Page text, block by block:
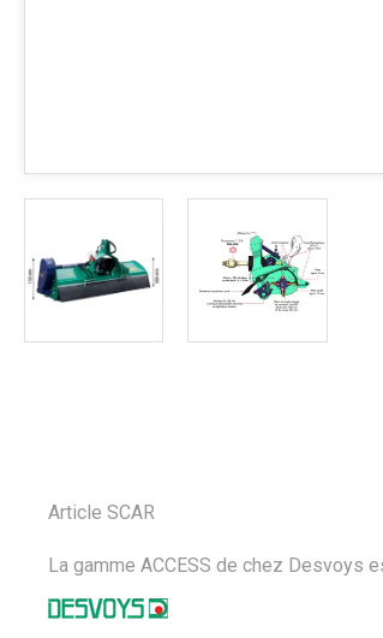
Article SCAR
La gamme ACCESS de chez Desvoys